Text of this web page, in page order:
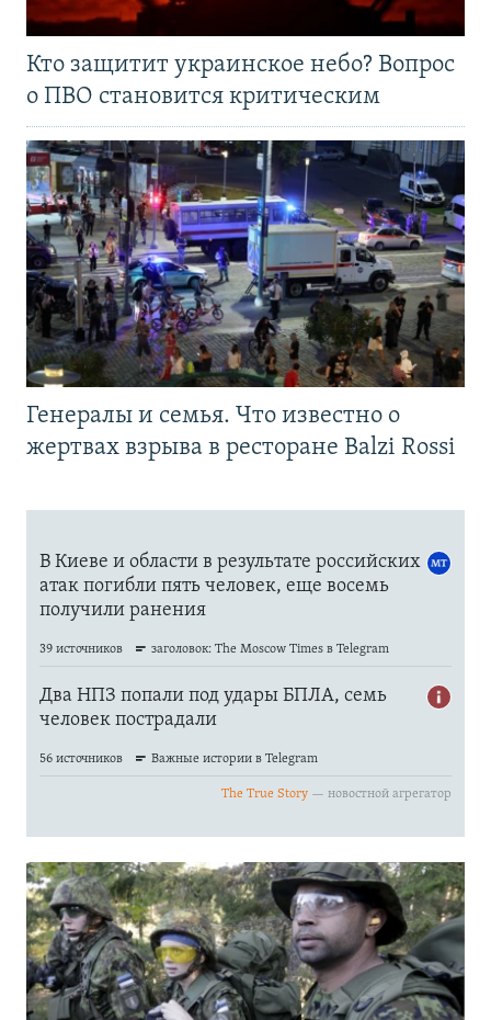
Кто защитит украинское небо? Вопрос
о ПВО становится критическим
Генералы и семья. Что известно о
жертвах взрыва в ресторане Balzi Rossi